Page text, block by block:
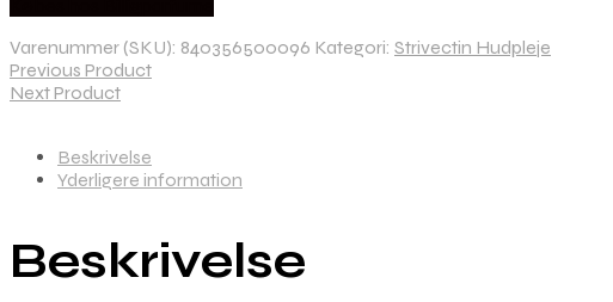
Varenummer (SKU): 840356500096 Kategori: Strivectin Hudpleje
Previous Product
Next Product
Beskrivelse
Yderligere information
Beskrivelse